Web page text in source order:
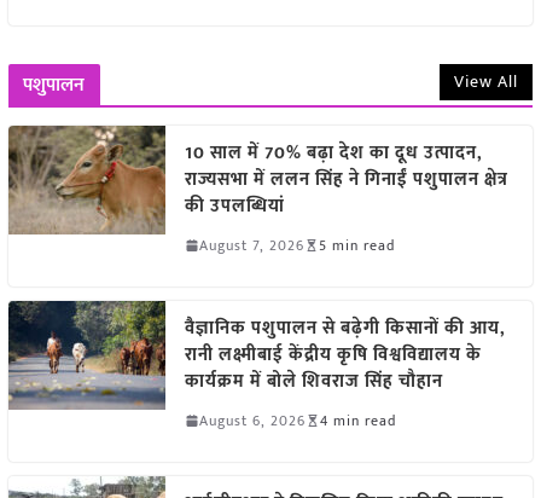
पशुपालन View All
10 साल में 70% बढ़ा देश का दूध उत्पादन,
राज्यसभा में ललन सिंह ने गिनाईं पशुपालन क्षेत्र
की उपलब्धियां
August 7, 2026 5 min read
वैज्ञानिक पशुपालन से बढ़ेगी किसानों की आय,
रानी लक्ष्मीबाई केंद्रीय कृषि विश्वविद्यालय के
कार्यक्रम में बोले शिवराज सिंह चौहान
August 6, 2026 4 min read